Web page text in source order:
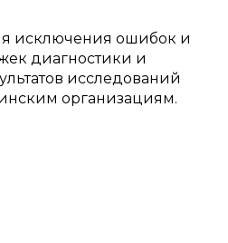
исключения ошибок и
диагностики и
исследований
организациям.